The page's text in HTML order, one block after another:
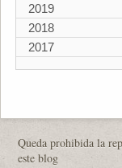
2019
2018
2017
Queda prohibida la
este blog